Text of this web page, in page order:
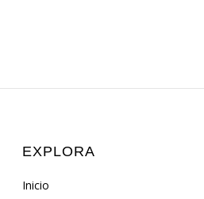
EXPLORA
Inicio